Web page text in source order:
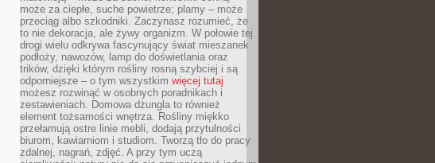
może za ciepłe, suche powietrze; plamy – może
przeciąg albo szkodniki. Zaczynasz rozumieć, że
to nie dekoracja, ale żywy organizm. W połowie tej
drogi wielu odkrywa fascynujący świat mieszanek
podłoży, nawozów, lamp do doświetlania oraz
trików, dzięki którym rośliny rosną szybciej i są
odporniejsze – o tym wszystkim więcej tutaj
możesz rozwinąć w osobnych poradnikach i
zestawieniach. Domowa dżungla to również
element tożsamości wnętrza. Rośliny miękko
przełamują ostre linie mebli, dodają przytulności
biurom, kawiarniom i studiom. Tworzą tło do pracy
zdalnej, nagrań, zdjęć. A przy tym uczą